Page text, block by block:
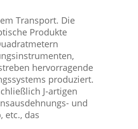
Transport. Die
Produkte
hervorragende
produziert.
J-artigen
und
etc., das